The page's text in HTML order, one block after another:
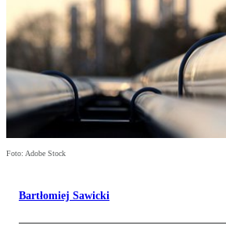
Foto: Adobe Stock
Bartłomiej Sawicki